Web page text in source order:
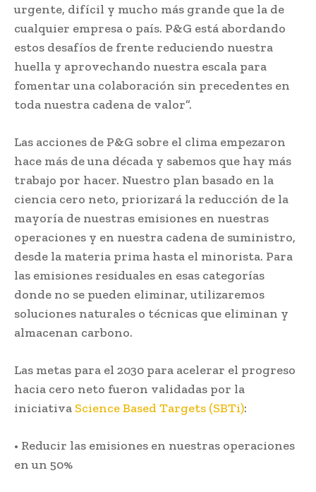
urgente, difícil y mucho más grande que la de
cualquier empresa o país. P&G está abordando
estos desafíos de frente reduciendo nuestra
huella y aprovechando nuestra escala para
fomentar una colaboración sin precedentes en
toda nuestra cadena de valor”.
Las acciones de P&G sobre el clima empezaron
hace más de una década y sabemos que hay más
trabajo por hacer. Nuestro plan basado en la
ciencia cero neto, priorizará la reducción de la
mayoría de nuestras emisiones en nuestras
operaciones y en nuestra cadena de suministro,
desde la materia prima hasta el minorista. Para
las emisiones residuales en esas categorías
donde no se pueden eliminar, utilizaremos
soluciones naturales o técnicas que eliminan y
almacenan carbono.
Las metas para el 2030 para acelerar el progreso
hacia cero neto fueron validadas por la
iniciativa Science Based Targets (SBTi):
• Reducir las emisiones en nuestras operaciones
en un 50%